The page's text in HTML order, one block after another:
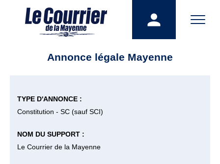
Annonce légale Mayenne
TYPE D'ANNONCE :
Constitution - SC (sauf SCI)
NOM DU SUPPORT :
Le Courrier de la Mayenne